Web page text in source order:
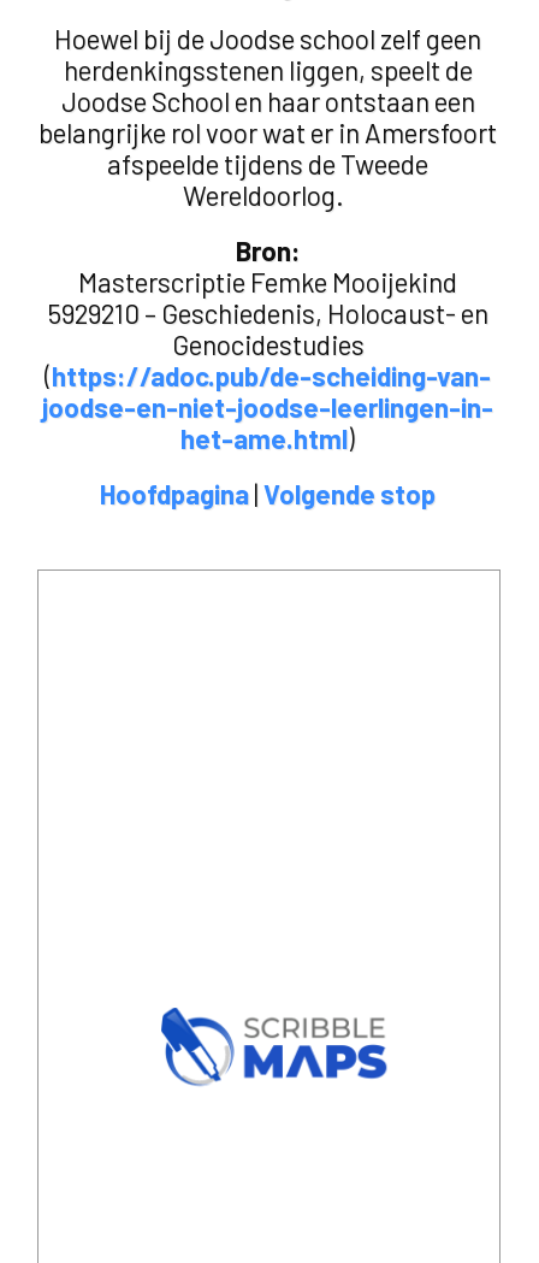
Hoewel bij de Joodse school zelf geen
herdenkingsstenen liggen, speelt de
Joodse School en haar ontstaan een
belangrijke rol voor wat er in Amersfoort
afspeelde tijdens de Tweede
Wereldoorlog.
Bron:
Masterscriptie Femke Mooijekind
5929210 – Geschiedenis, Holocaust- en
Genocidestudies
(https://adoc.pub/de-scheiding-van-
joodse-en-niet-joodse-leerlingen-in-
het-ame.html)
Hoofdpagina|Volgende stop